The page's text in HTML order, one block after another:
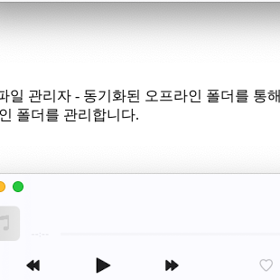
일 관리자 - 동기화된 오프라인 폴더를 통
폴더를 관리합니다.